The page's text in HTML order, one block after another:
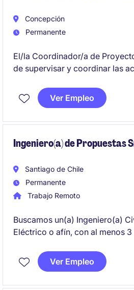
Concepción
Permanente
El/la Coordinador/a de
de supervisar y coordinar las
garantizando el cumplimiento
estándares de calidad.
Ver Empleo
Ingeniero(a) de Propuestas
Santiago de Chile
Permanente
Trabajo Remoto
Buscamos un(a) Ingeniero(a)
Eléctrico o afín, con al menos
propuestas técnico-
ampliación y/o construcción de
Ver Empleo